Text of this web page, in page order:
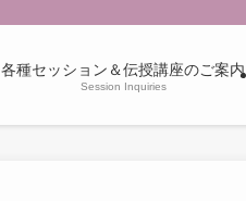
各種セッション＆伝授講座のご案内
Session Inquiries